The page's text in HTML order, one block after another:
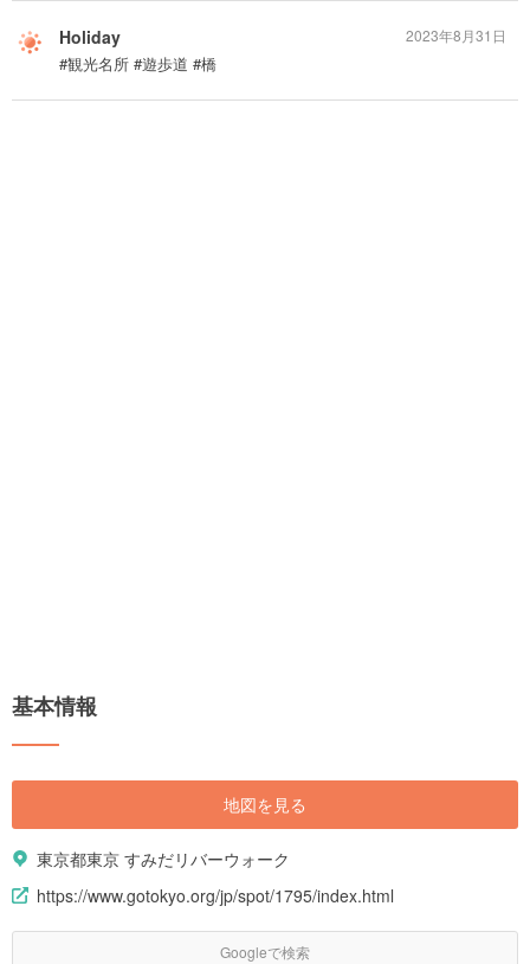
Holiday
#観光名所 #遊歩道 #橋
2023年8月31日
基本情報
地図を見る
東京都東京 すみだリバーウォーク
https://www.gotokyo.org/jp/spot/1795/index.html
Googleで検索